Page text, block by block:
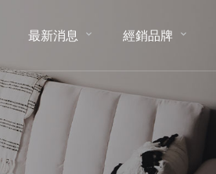
最新消息
經銷品牌